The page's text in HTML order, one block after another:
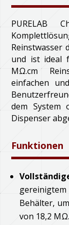
PURELAB
Reinstwasser
und ist ideal
MΩ.cm
einfachen
dem System
Dispenser
Funktionen
Behälter,
von 18,2